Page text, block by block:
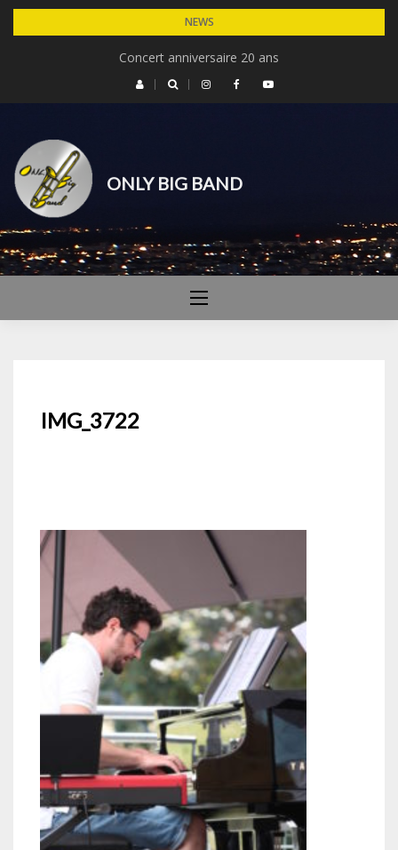
Skip
NEWS
Concert anniversaire 20 ans
Concert Michel Legrand – 30 ans du cinéma de Dardilly
ONLY BIG BAND
IMG_3722